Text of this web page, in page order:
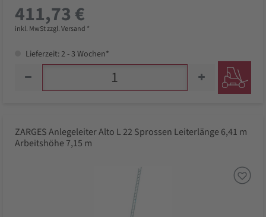
411,73 €
inkl. MwSt zzgl. Versand *
Lieferzeit: 2 - 3 Wochen*
ZARGES Anlegeleiter Alto L 22 Sprossen Leiterlänge 6,41 m
Arbeitshöhe 7,15 m